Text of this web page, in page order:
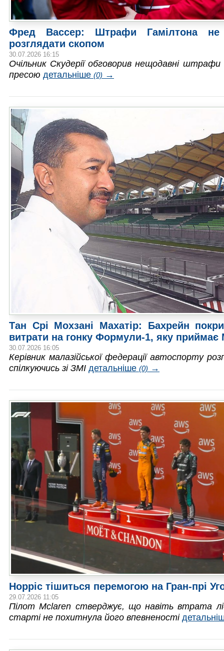
Фред Вассер: Штрафи Гамілтона не
розглядати скопом
30.07.2026 16:15
Очільник Скудерії обговорив нещодавні
пресою детальніше (0) →
Тан Срі Мохзані Махатір: Бахрейн
витрати на гонку Формули-1, яку приймає
30.07.2026 16:05
Керівник малазійської федерації автоспорту
спілкуючись зі ЗМІ детальніше (0) →
Норріс тішиться перемогою на Гран-прі
29.07.2026 11:05
Пілот Mclaren стверджує, що навіть втрата
старті не похитнула його впевненості